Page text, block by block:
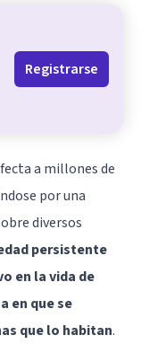
Registrarse
a millones de
por una
diversos
persistente
en la vida de
en que se
que lo habitan.